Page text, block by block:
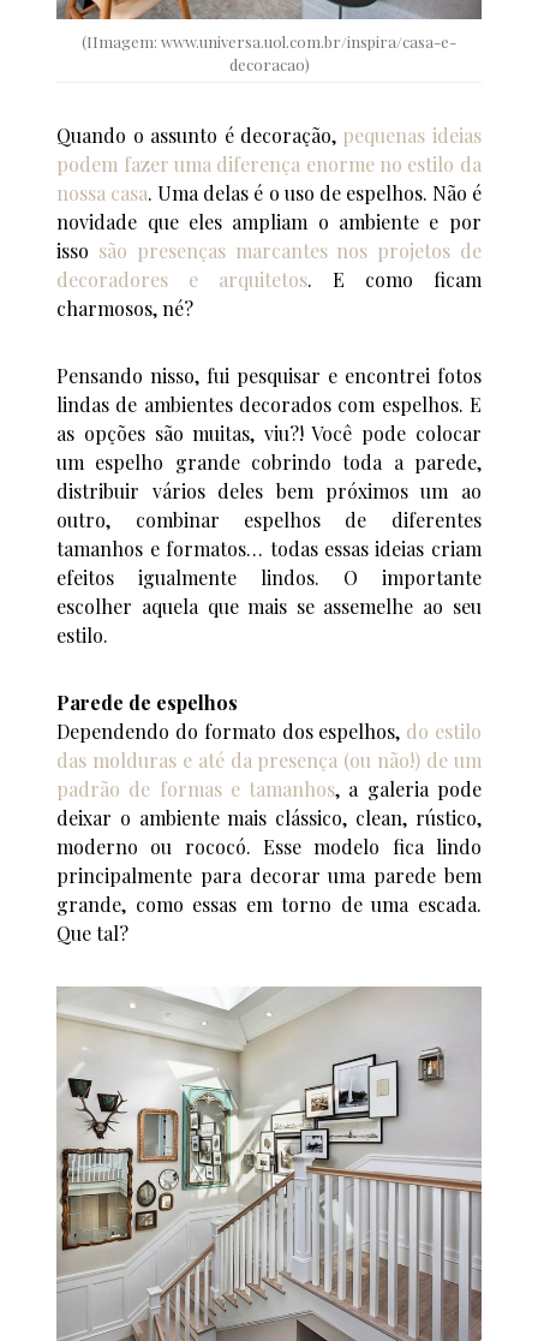
(IImagem: www.universa.uol.com.br/inspira/casa-e-
decoracao)
Quando o assunto é decoração, pequenas ideias
podem fazer uma diferença enorme no estilo da
nossa casa. Uma delas é o uso de espelhos. Não é
novidade que eles ampliam o ambiente e por
isso são presenças marcantes nos projetos de
decoradores e arquitetos. E como ficam
charmosos, né?
Pensando nisso, fui pesquisar e encontrei fotos
lindas de ambientes decorados com espelhos. E
as opções são muitas, viu?! Você pode colocar
um espelho grande cobrindo toda a parede,
distribuir vários deles bem próximos um ao
outro, combinar espelhos de diferentes
tamanhos e formatos… todas essas ideias criam
efeitos igualmente lindos. O importante
escolher aquela que mais se assemelhe ao seu
estilo.
Parede de espelhos
Dependendo do formato dos espelhos, do estilo
das molduras e até da presença (ou não!) de um
padrão de formas e tamanhos, a galeria pode
deixar o ambiente mais clássico, clean, rústico,
moderno ou rococó. Esse modelo fica lindo
principalmente para decorar uma parede bem
grande, como essas em torno de uma escada.
Que tal?